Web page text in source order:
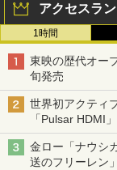
アクセスラ
1時間
東映の歴代オー
旬発売
世界初アクティ
「Pulsar HDMI
金ロー「ナウシ
送のフリーレン